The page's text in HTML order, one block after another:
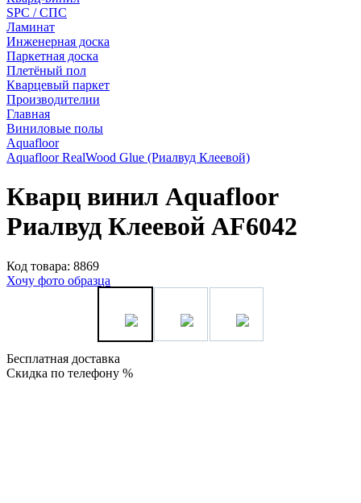
SPC / СПС
Ламинат
Инженерная доска
Паркетная доска
Плетёный пол
Кварцевый паркет
Производителии
Главная
Виниловые полы
Aquafloor
Aquafloor RealWood Glue (Риалвуд Клеевой)
Кварц винил Aquafloor
Риалвуд Клеевой AF6042
Код товара: 8869
Хочу фото образца
Бесплатная доставка
Скидка по телефону %